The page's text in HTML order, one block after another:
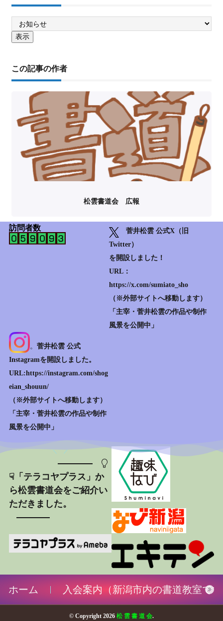
この記事の作者
松雲書道会 広報
訪問者数
菅井松雲 公式X（旧
Twitter）
を開設しました！
URL：
https://x.com/sumiato_sho
（※外部サイトへ移動します）
「主宰・菅井松雲の作品や制作
風景を公開中」
。 菅井松雲 公式
Instagramを開設しました。
URL:https://instagram.com/shog
eian_shouun/
（※外部サイトへ移動します）
「主宰・菅井松雲の作品や制作
風景を公開中」
☟「テラコヤプラス」か
ら松雲書道会をご紹介い
ただきました。
ホーム 入会案内（新潟市内の書道教室で
© Copyright 2026 松 雲 書 道 会.